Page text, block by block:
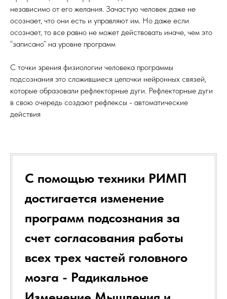
независимо от его желания. Зачастую человек даже не
осознает, что они есть и управляют им. Но даже если
осознает, то все равно не может действовать иначе, чем это
“записано” на уровне программ
С точки зрения физиологии человека программы
подсознания это сложившиеся цепочки нейронных связей,
которые образовали рефлекторные дуги. Рефлекторные дуги
в свою очередь создают рефлексы - автоматические
действия
С помощью техники РИМП
достигается изменение
программ подсознания за
счет согласования работы
всех трех частей головного
мозга - Радикальное